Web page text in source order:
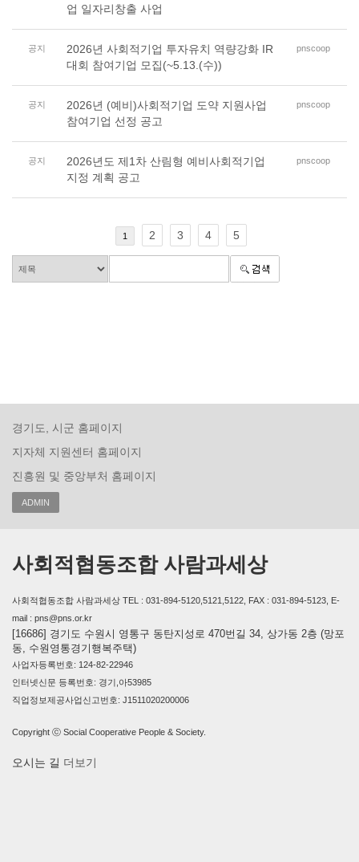
업 일자리창출 사업
공지
2026년 사회적기업 투자유치 역량강화 IR
대회 참여기업 모집(~5.13.(수))
pnscoop
공지
2026년 (예비)사회적기업 도약 지원사업
참여기업 선정 공고
pnscoop
공지
2026년도 제1차 산림형 예비사회적기업
지정 계획 공고
pnscoop
1 2 3 4 5
경기도, 시군 홈페이지
지자체 지원센터 홈페이지
진흥원 및 중앙부처 홈페이지
ADMIN
사회적협동조합 사람과세상
사회적협동조합 사람과세상 TEL : 031-894-5120,5121,5122, FAX : 031-894-5123, E-
mail : pns@pns.or.kr
[16686] 경기도 수원시 영통구 동탄지성로 470번길 34, 상가동 2층 (망포
동, 수원영통경기행복주택)
사업자등록번호: 124-82-22946
인터넷신문 등록번호: 경기,아53985
직업정보제공사업신고번호: J1511020200006
Copyright ⓒ Social Cooperative People & Society.
오시는 길 더보기